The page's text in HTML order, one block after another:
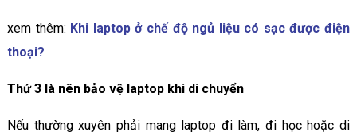
xem thêm: Khi laptop ở chế độ ngủ liệu có sạc được điện
thoại?
Thứ 3 là nên bảo vệ laptop khi di chuyển
Nếu thường xuyên phải mang laptop đi làm, đi học hoặc di